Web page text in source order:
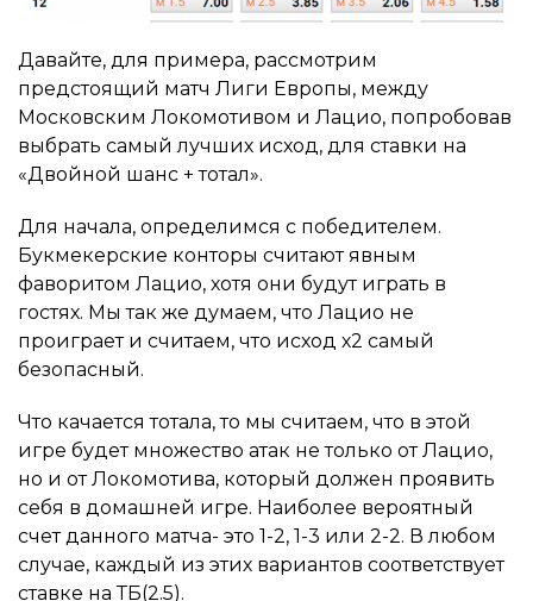
Давайте, для примера, рассмотрим
предстоящий матч Лиги Европы, между
Московским Локомотивом и Лацио, попробовав
выбрать самый лучших исход, для ставки на
«Двойной шанс + тотал».
Для начала, определимся с победителем.
Букмекерские конторы считают явным
фаворитом Лацио, хотя они будут играть в
гостях. Мы так же думаем, что Лацио не
проиграет и считаем, что исход х2 самый
безопасный.
Что качается тотала, то мы считаем, что в этой
игре будет множество атак не только от Лацио,
но и от Локомотива, который должен проявить
себя в домашней игре. Наиболее вероятный
счет данного матча- это 1-2, 1-3 или 2-2. В любом
случае, каждый из этих вариантов соответствует
ставке на ТБ(2.5).